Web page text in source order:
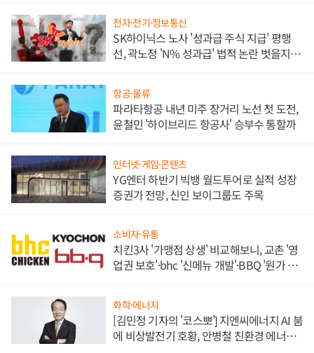
전자·전기·정보통신
SK하이닉스 노사 '성과급 주식 지급' 평행
선, 곽노정 'N% 성과급' 법적 논란 벗을지 주
항공·물류
파라타항공 내년 미주 장거리 노선 첫 도전,
윤철민 '하이브리드 항공사' 승부수 통할까
인터넷·게임·콘텐츠
YG엔터 하반기 빅뱅 월드투어로 실적 성장
증권가 전망, 신인 보이그룹도 주목
소비자·유통
치킨3사 '가맹점 상생' 비교해보니, 교촌 '영
업권 보호'·bhc '신메뉴 개발'·BBQ '원가 부
화학·에너지
[김민정 기자의 '코스뽀'] 지엔씨에너지 AI 붐
에 비상발전기 호황, 안병철 친환경 에너지